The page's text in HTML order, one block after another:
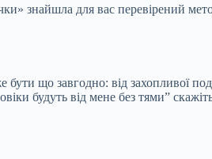
знайшла для вас перевірений
що завгодно: від захопливої
будуть від мене без тями”